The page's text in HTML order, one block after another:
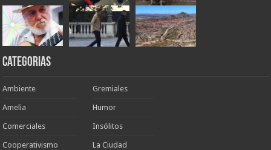
Categorias
Ambiente
Amelia
Comerciales
Cooperativismo
Gremiales
Humor
Insólitos
La Ciudad